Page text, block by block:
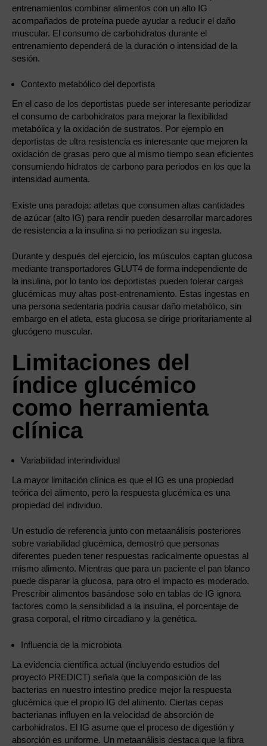
entrenamientos combinar alimentos con un alto IG
acompañados de proteína puede ayudar a reducir el daño
muscular. El consumo de carbohidratos durante el
entrenamiento dependerá de la duración o intensidad de la
sesión.
Contexto metabólico del deportista
En el caso de los deportistas puede ser interesante periodizar
el consumo de carbohidratos para mejorar la flexibilidad
metabólica y la oxidación de sustratos. Por ejemplo en
deportistas de ultra resistencia es interesante que mejoren la
oxidación de grasas pero que al mismo tiempo sean eficientes
consumiendo hidratos de carbono para periodos en los que la
intensidad aumenta.
Existe una paradoja: atletas que consumen altas cantidades
de azúcar (alto IG) para rendir pueden desarrollar marcadores
de resistencia a la insulina si no periodizan su ingesta.
Durante y después del ejercicio, los músculos captan glucosa
mediante transportadores GLUT4 de forma independiente de
la insulina, por lo tanto los deportistas pueden tolerar cargas
glucémicas muy altas post-entrenamiento. Estas ingestas en
una persona sedentaria podría causar daño metabólico, sin
embargo en el atleta, esta glucosa se dirige prioritariamente al
glucógeno muscular.
Limitaciones del
índice glucémico
como herramienta
clínica
Variabilidad interindividual
La mayor limitación clínica es que el IG es una propiedad
teórica del alimento, pero la respuesta glucémica es una
propiedad del individuo.
Un estudio de referencia junto con metaanálisis posteriores
sobre variabilidad glucémica, demostró que personas
diferentes pueden tener respuestas radicalmente opuestas al
mismo alimento. Mientras que para un paciente el pan blanco
puede disparar la glucosa, para otro el impacto es moderado.
Prescribir alimentos basándose solo en tablas de IG ignora
factores como la sensibilidad a la insulina, el porcentaje de
grasa corporal, el ritmo circadiano y la genética.
Influencia de la microbiota
La evidencia científica actual (incluyendo estudios del
proyecto PREDICT) señala que la composición de las
bacterias en nuestro intestino predice mejor la respuesta
glucémica que el propio IG del alimento. Ciertas cepas
bacterianas influyen en la velocidad de absorción de
carbohidratos. El IG asume que el proceso de digestión y
absorción es uniforme. Un metaanálisis destaca que la fibra